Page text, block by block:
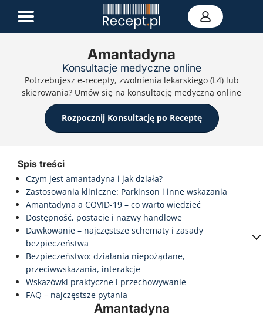
E-recepta
Zwolnienie L4
E-skierowanie
Teleporada
Portal zdrowia
Amantadyna
Konsultacje medyczne online
Potrzebujesz e-recepty, zwolnienia lekarskiego (L4) lub
skierowania? Umów się na konsultację medyczną online
Rozpocznij Konsultację po Receptę
Spis treści
Czym jest amantadyna i jak działa?
Zastosowania kliniczne: Parkinson i inne wskazania
Amantadyna a COVID-19 – co warto wiedzieć
Dostępność, postacie i nazwy handlowe
Dawkowanie – najczęstsze schematy i zasady
bezpieczeństwa
Bezpieczeństwo: działania niepożądane,
przeciwwskazania, interakcje
Wskazówki praktyczne i przechowywanie
FAQ – najczęstsze pytania
Amantadyna